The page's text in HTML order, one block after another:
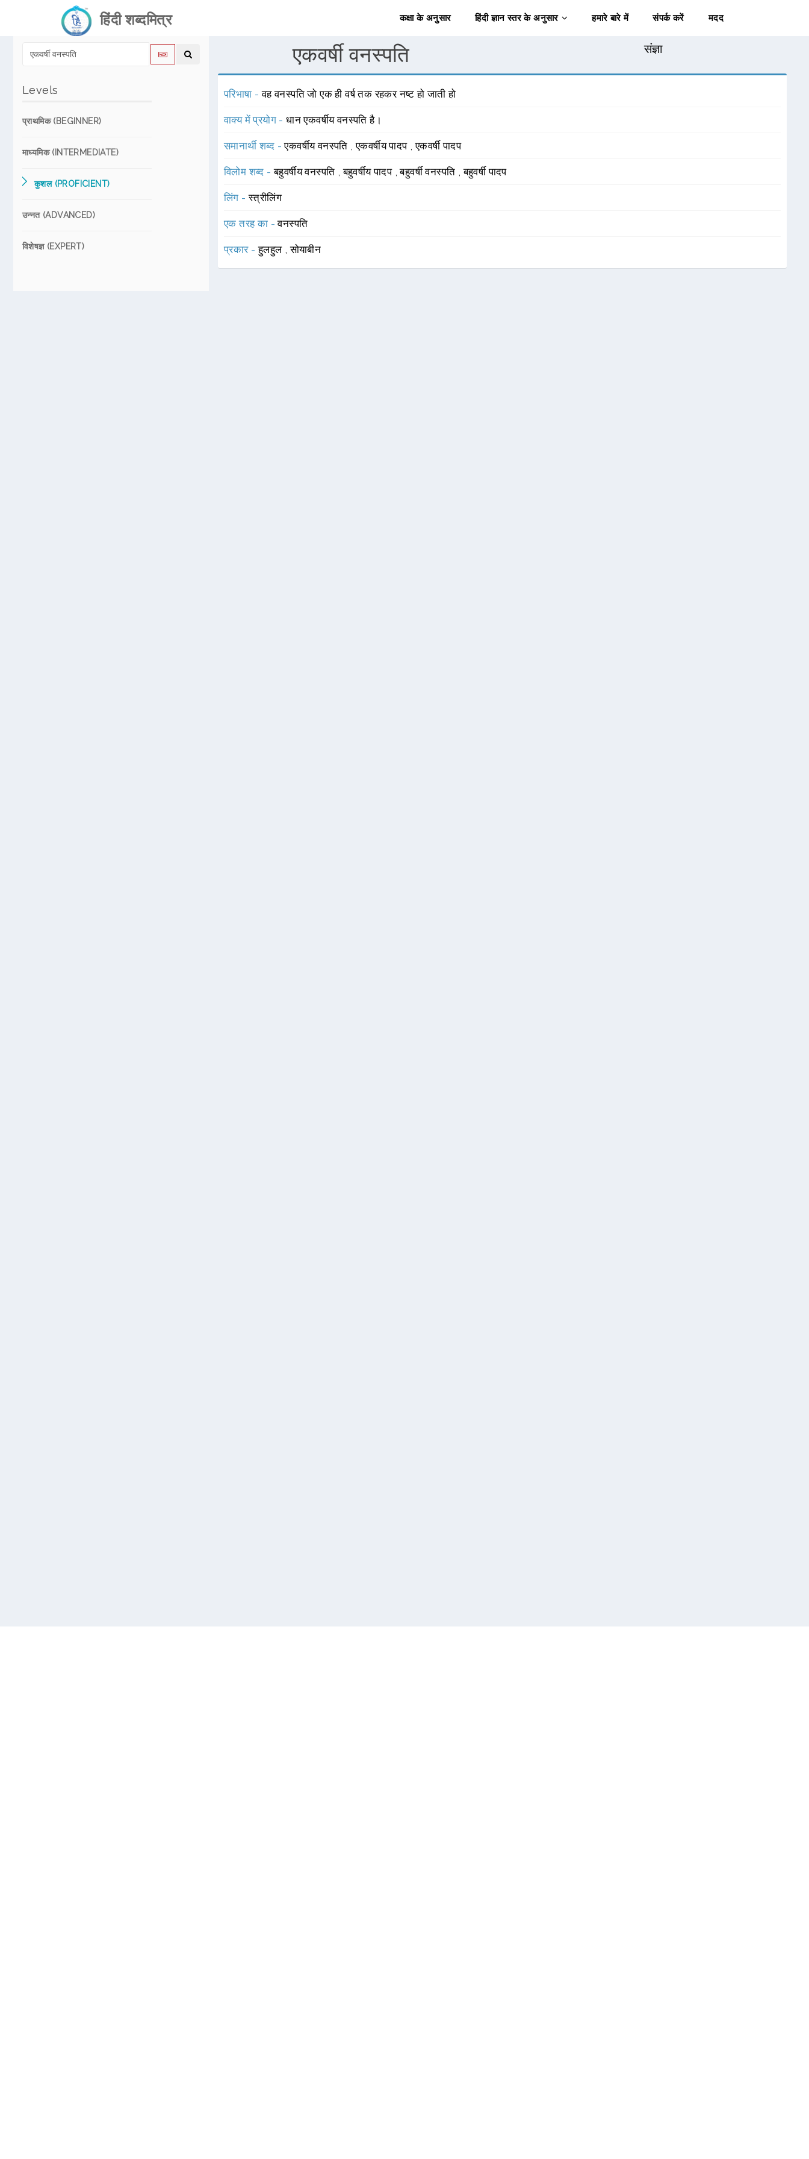
हिंदी शब्दमित्र कक्षा के अनुसार हिंदी ज्ञान स्तर के अनुसार हमारे बारे में संपर्क करें मदद
Levels
प्राथमिक (BEGINNER)
माध्यमिक (INTERMEDIATE)
कुशल (PROFICIENT)
उन्नत (ADVANCED)
विशेषज्ञ (EXPERT)
एकवर्षी वनस्पति संज्ञा
परिभाषा -वह वनस्पति जो एक ही वर्ष तक रहकर नष्ट हो जाती हो
वाक्य में प्रयोग -धान एकवर्षीय वनस्पति है।
समानार्थी शब्द -एकवर्षीय वनस्पति ,एकवर्षीय पादप ,एकवर्षी पादप
विलोम शब्द -बहुवर्षीय वनस्पति ,बहुवर्षीय पादप ,बहुवर्षी वनस्पति ,बहुवर्षी पादप
लिंग -स्त्रीलिंग
एक तरह का -वनस्पति
प्रकार -हुलहुल ,सोयाबीन